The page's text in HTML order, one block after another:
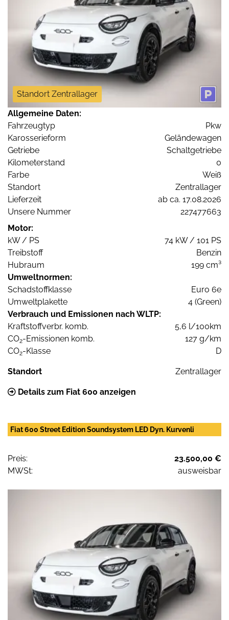
Standort Zentrallager
Allgemeine Daten:
Fahrzeugtyp
Pkw
Karosserieform
Geländewagen
Getriebe
Schaltgetriebe
Kilometerstand
0
Farbe
Weiß
Standort
Zentrallager
Lieferzeit
ab ca. 17.08.2026
Unsere Nummer
227477663
Motor:
kW / PS
74 kW / 101 PS
Treibstoff
Benzin
Hubraum
199 cm³
Umweltnormen:
Schadstoffklasse
Euro 6e
Umweltplakette
4 (Green)
Verbrauch und Emissionen nach WLTP:
Kraftstoffverbr. komb.
5,6 l/100km
CO2-Emissionen komb.
127 g/km
CO2-Klasse D
Standort Zentrallager
Details zum Fiat 600 anzeigen
Fiat 600 Street Edition Soundsystem LED Dyn. Kurvenli
Preis:
23.500,00 €
MWSt:
ausweisbar